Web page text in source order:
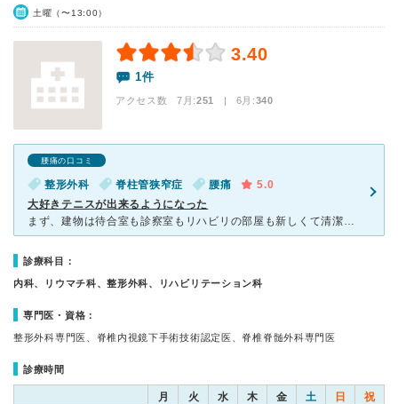
土曜（〜13:00）
3.40
1件
アクセス数 7月:251 | 6月:340
腰痛の口コミ
整形外科 脊柱管狭窄症 腰痛
5.0
大好きテニスが出来るようになった
まず、建物は待合室も診察室もリハビリの部屋も新しくて清潔感があり、清掃も行き届いてきれいです。 院長先生はじめナースの方もリハビリの先生方も、明るくて笑顔が素敵で、私の「痛みと悩み」を和らげてくれまし
診療科目：
内科、リウマチ科、整形外科、リハビリテーション科
専門医・資格：
整形外科専門医、脊椎内視鏡下手術技術認定医、脊椎脊髄外科専門医
診療時間
月 火 水 木 金 土 日 祝